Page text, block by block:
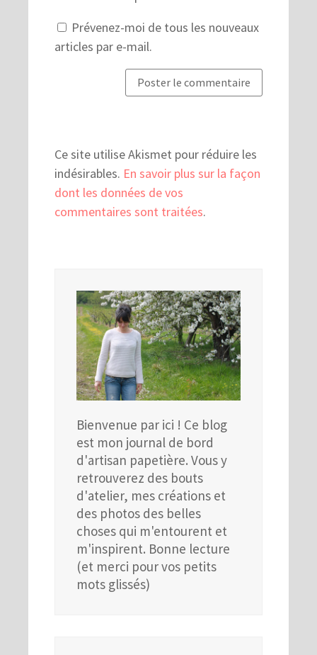
Prévenez-moi de tous les nouveaux
articles par e-mail.
Ce site utilise Akismet pour réduire les
indésirables. En savoir plus sur la façon
dont les données de vos
commentaires sont traitées.
Bienvenue par ici ! Ce blog
est mon journal de bord
d'artisan papetière. Vous y
retrouverez des bouts
d'atelier, mes créations et
des photos des belles
choses qui m'entourent et
m'inspirent. Bonne lecture
(et merci pour vos petits
mots glissés)